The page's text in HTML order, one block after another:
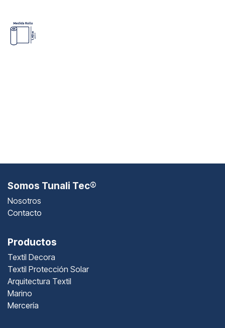
Somos Tunali Tec®
Nosotros
Contacto
Productos
Textil Decora
Textil Protección Solar
Arquitectura Textil
Marino
Mercería